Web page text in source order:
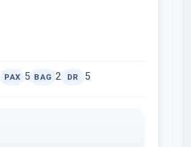
PAX 5 BAG 2 DR 5